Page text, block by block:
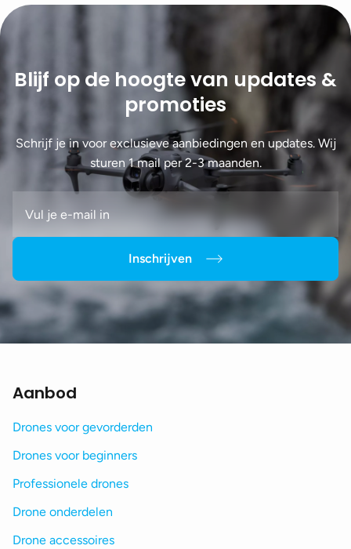
Blijf op de hoogte van updates &
promoties
Schrijf je in voor exclusieve aanbiedingen en updates. Wij
sturen 1 mail per 2-3 maanden.
Inschrijven
Aanbod
Drones voor gevorderden
Drones voor beginners
Professionele drones
Drone onderdelen
Drone accessoires